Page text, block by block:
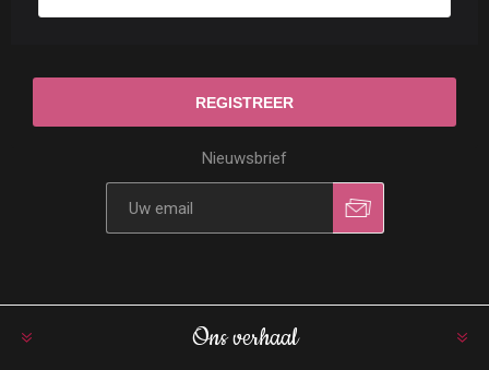
Nieuwsbrief
Ons verhaal